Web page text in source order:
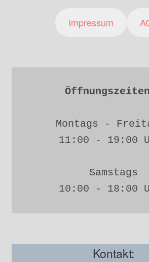
Impressum
Montags -
11:00 - 19:00
Samstags
10:00 - 18:00
Kontakt: